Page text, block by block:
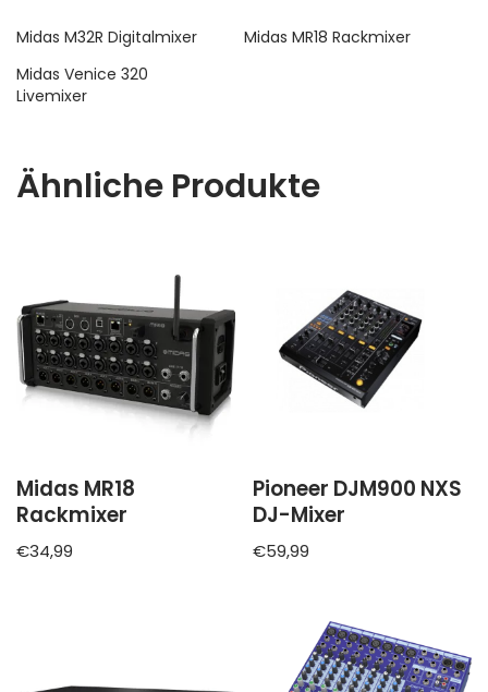
Midas M32R Digitalmixer
Midas MR18 Rackmixer
Midas Venice 320
Livemixer
Ähnliche Produkte
Midas MR18
Rackmixer
€34,99
Pioneer DJM900 NXS
DJ-Mixer
€59,99